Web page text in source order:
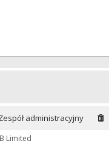
administracyjny
Limited